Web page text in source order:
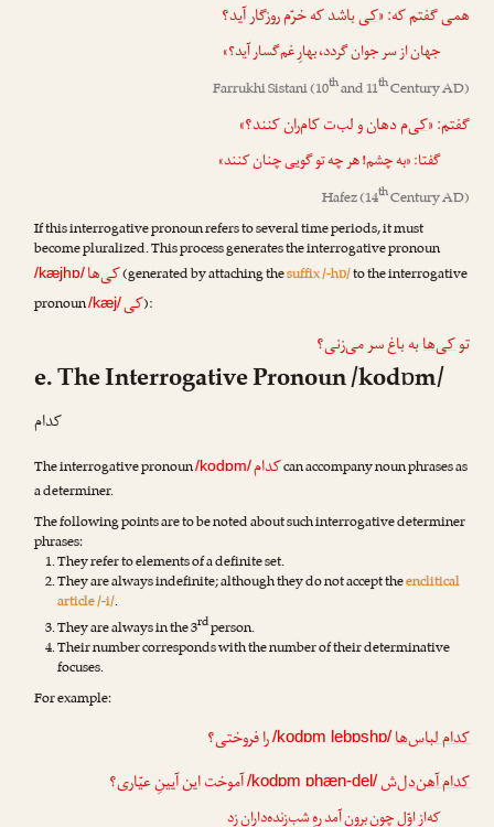
همی گفتم که: «کیباشد که خرّم روزگار آید؟
جهان از سر جوان گردد، بهارِ غم‌گسار آید؟»
Farrukhi Sistani(10thand 11thCentury AD)
گفتم: «کی‌م دهان و لب‌ت کام‌ران کنند؟»
گفتا: «به چشم! هر چه تو گویی چنان کنند»
Hafez(14thCentury AD)
If this interrogative pronoun refers to several time periods, it must
become pluralized. This process generates the interrogative pronoun
/kæjhɒ/ کی‌ها(generated by attaching thesuffix /-hɒ/to the interrogative
pronoun/kæj/کی):
توکی‌هابه باغ سر می‌زنی؟
e. The Interrogative Pronoun /kodɒm/
کدام
The interrogative pronoun/kodɒm/کدامcan accompany noun phrases as
a determiner.
The following points are to be noted about such interrogative determiner
phrases:
They refer to elements of a definite set.
They are always indefinite; although they do not accept theenclitical
article /-i/.
They are always in the 3rdperson.
Their number corresponds with the number of their determinative
focuses.
For example:
کدام لباس‌ها /kodɒm lebɒshɒ/را فروختی؟
کدام آهن‌دل‌ش/kodɒm ɒhæn-del/آموخت این آیینِ عیّاری؟
که‌از اوّل چون برون آمد رهِ شب‌زنده‌داران زد